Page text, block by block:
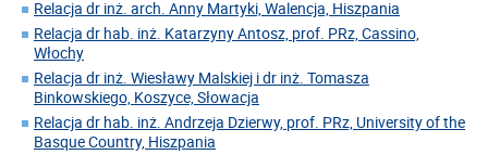
Relacja dr inż. arch. Anny Martyki, Walencja, Hiszpania
Relacja dr hab. inż. Katarzyny Antosz, prof. PRz, Cassino,
Włochy
Relacja dr inż. Wiesławy Malskiej i dr inż. Tomasza
Binkowskiego, Koszyce, Słowacja
Relacja dr hab. inż. Andrzeja Dzierwy, prof. PRz, University of the
Basque Country, Hiszpania